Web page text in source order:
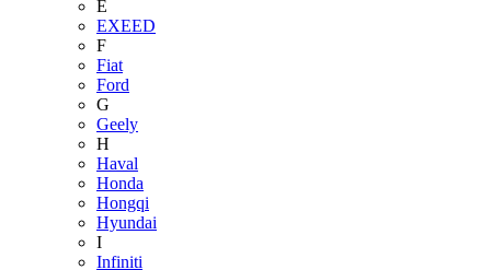
E
EXEED
F
Fiat
Ford
G
Geely
H
Haval
Honda
Hongqi
Hyundai
I
Infiniti